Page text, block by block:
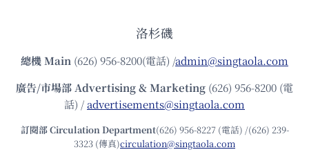
洛杉磯
總機Main (626) 956-8200(電話) /admin@singtaola.com
廣告/市場部Advertising & Marketing (626) 956-8200 (電
話) /advertisements@singtaola.com
訂閱部 Circulation Department(626) 956-8227 (電話) /(626) 239-
3323 (傳真)circulation@singtaola.com